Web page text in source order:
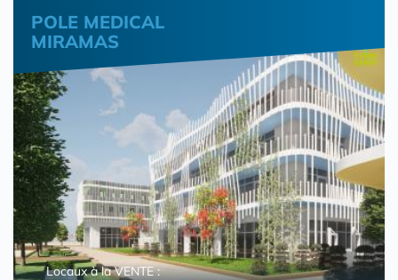
POLE MEDICAL
MIRAMAS
Locaux à la VENTE :